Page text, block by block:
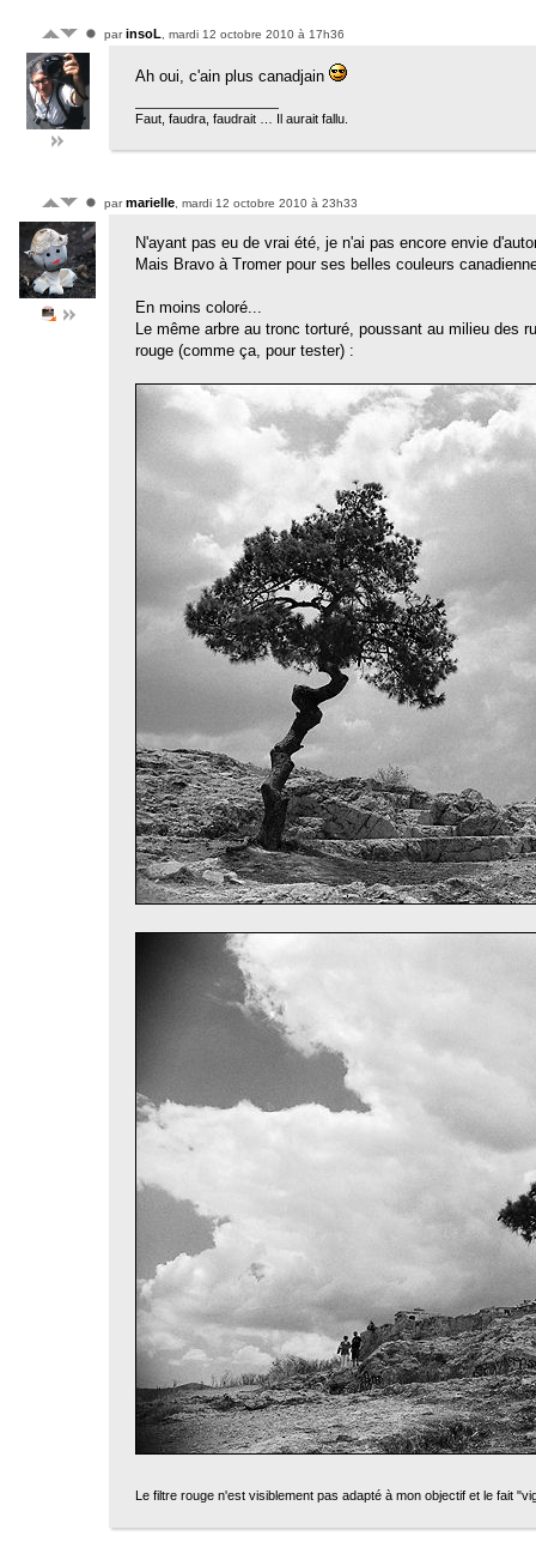
parinsoL , mardi 12 octobre 2010 à 17h36
Ah oui, c'ain plus canadjain
Faut, faudra, faudrait … Il aurait fallu.
parmarielle , mardi 12 octobre 2010 à 23h33
N'ayant pas eu de vrai été, je n'ai pas encore envie
Mais Bravo à Tromer pour ses belles couleurs
En moins coloré...
Le même arbre au tronc torturé, poussant au milieu des
rouge (comme ça, pour tester) :
Le filtre rouge n'est visiblement pas adapté à mon objectif et le fait